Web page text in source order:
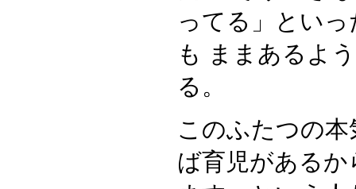
ってる」とい
も ままあるよ
る。
このふたつの
ば育児がある